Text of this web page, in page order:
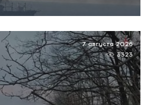
7 августа 2026
3323